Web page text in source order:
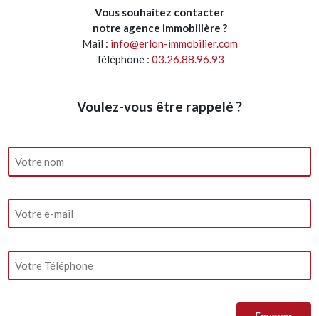
Vous souhaitez contacter
notre agence immobilière ?
Mail : info@erlon-immobilier.com
Téléphone : 03.26.88.96.93
Voulez-vous être rappelé ?